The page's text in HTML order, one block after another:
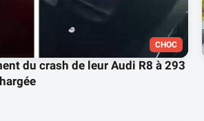
CHOC
du crash de leur Audi R8 à 293